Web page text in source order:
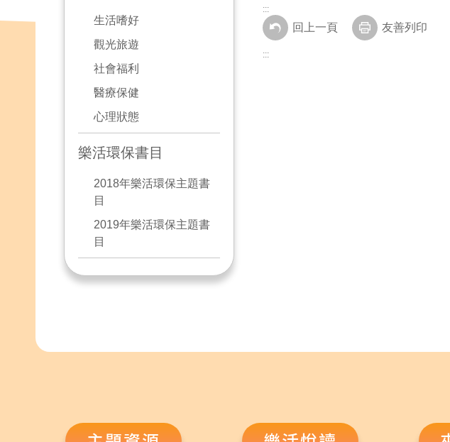
生活嗜好
觀光旅遊
社會福利
醫療保健
心理狀態
樂活環保書目
2018年樂活環保主題書
目
2019年樂活環保主題書
目
:::
回上一頁 友善列印
:::